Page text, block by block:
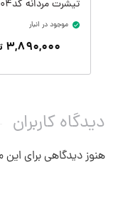
موجود در انبار
۳,۸۹۰,۰۰۰
دیدگاه کاربران
هنوز دیدگاهی برای